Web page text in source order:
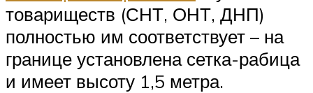
товариществ (СНТ, ОНТ, ДНП)
полностью им соответствует – на
границе установлена сетка-рабица
и имеет высоту 1,5 метра.